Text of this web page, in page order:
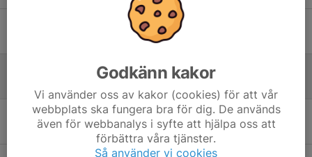
Spårboden bemanning Blå grupp
Ni vet väl om att vi har en Whatsapp-grupp?
8 sep 2024 0
Godkänn kakor
Vi använder oss av kakor (cookies) för att vår
webbplats ska fungera bra för dig. De används
även för webbanalys i syfte att hjälpa oss att
förbättra våra tjänster.
Så använder vi cookies